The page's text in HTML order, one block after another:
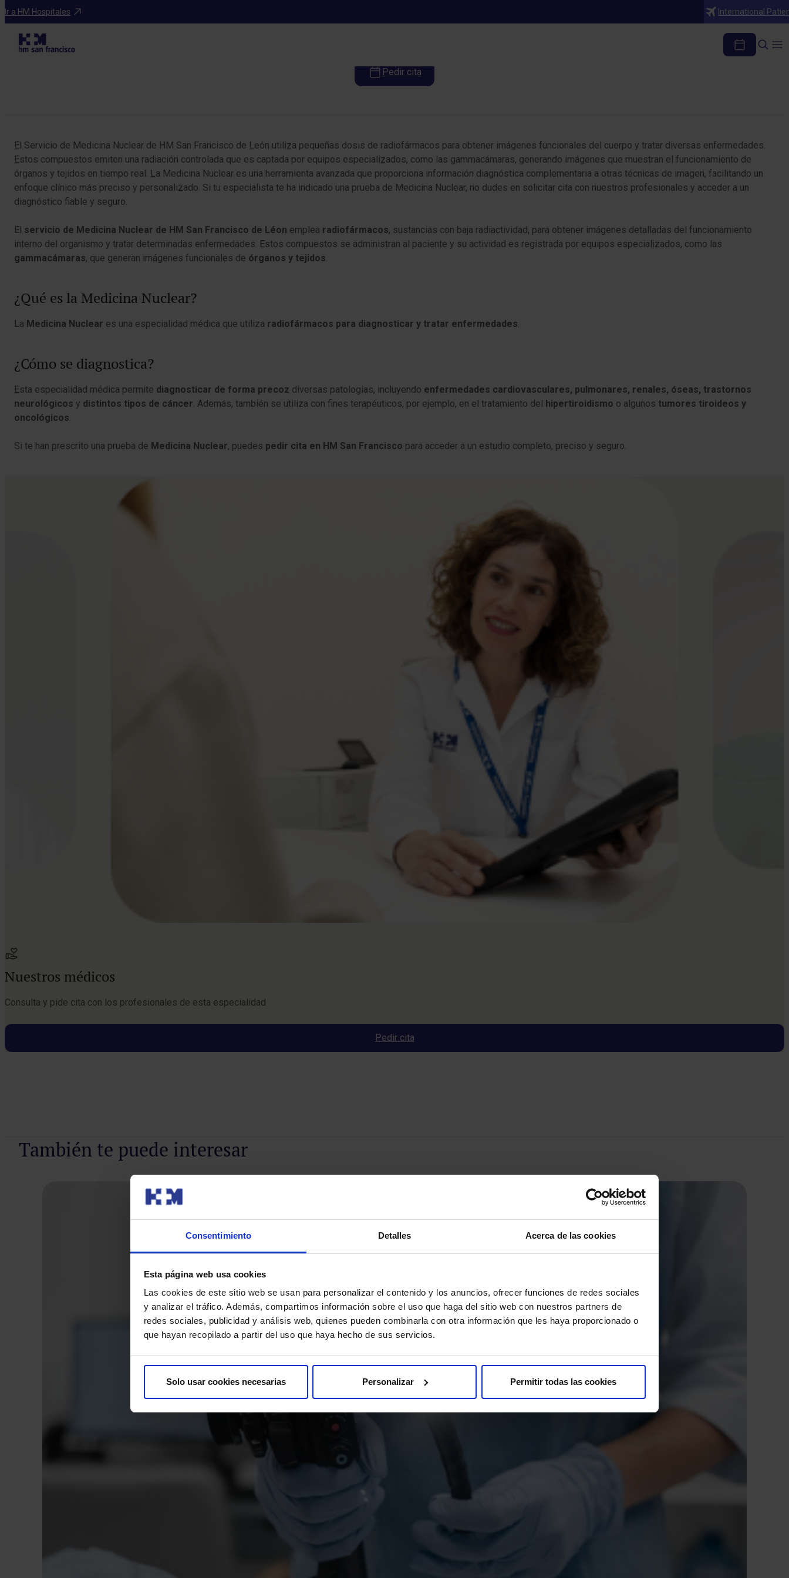
Consentimiento Detalles Acerca de las cookies
Esta página web usa cookies
Las cookies de este sitio web se usan para personalizar el contenido y los anuncios, ofrecer funciones de redes sociales
y analizar el tráfico. Además, compartimos información sobre el uso que haga del sitio web con nuestros partners de
redes sociales, publicidad y análisis web, quienes pueden combinarla con otra información que les haya proporcionado o
que hayan recopilado a partir del uso que haya hecho de sus servicios.
Solo usar cookies necesarias Personalizar Permitir todas las cookies
Ir a HM Hospitales International
Especialidades
Medicina Nuclear
Pedir cita
El Servicio de Medicina Nuclear de HM San Francisco de León utiliza pequeñas dosis de radiofármacos para obtener imágenes funcionales del cuerpo y tratar diversas enfermedades.
Estos compuestos emiten una radiación controlada que es captada por equipos especializados, como las gammacámaras, generando imágenes que muestran el funcionamiento de
órganos y tejidos en tiempo real. La Medicina Nuclear es una herramienta avanzada que proporciona información diagnóstica complementaria a otras técnicas de imagen, facilitando un
enfoque clínico más preciso y personalizado. Si tu especialista te ha indicado una prueba de Medicina Nuclear, no dudes en solicitar cita con nuestros profesionales y acceder a un
diagnóstico fiable y seguro.
El servicio de Medicina Nuclear de HM San Francisco de Léon emplea radiofármacos, sustancias con baja radiactividad, para obtener imágenes detalladas del funcionamiento
interno del organismo y tratar determinadas enfermedades. Estos compuestos se administran al paciente y su actividad es registrada por equipos especializados, como las
gammacámaras, que generan imágenes funcionales de órganos y tejidos.
¿Qué es la Medicina Nuclear?
La Medicina Nuclear es una especialidad médica que utiliza radiofármacos para diagnosticar y tratar enfermedades.
¿Cómo se diagnostica?
Esta especialidad médica permite diagnosticar de forma precoz diversas patologías, incluyendo enfermedades cardiovasculares, pulmonares, renales, óseas, trastornos
neurológicos y distintos tipos de cáncer. Además, también se utiliza con fines terapéuticos, por ejemplo, en el tratamiento del hipertiroidismo o algunos tumores tiroideos y
oncológicos.
Si te han prescrito una prueba de Medicina Nuclear, puedes pedir cita en HM San Francisco para acceder a un estudio completo, preciso y seguro.
Nuestros médicos
Consulta y pide cita con los profesionales de esta especialidad
Pedir cita
Pedir cita
También te puede interesar